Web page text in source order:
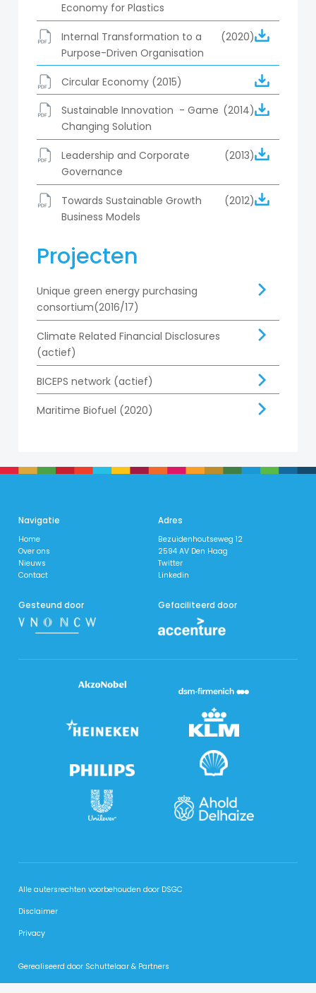
Economy for Plastics
Internal Transformation to a
Purpose-Driven Organisation
(2020)
Circular Economy (2015)
Sustainable Innovation - Game
Changing Solution
(2014)
Leadership and Corporate
Governance
(2013)
Towards Sustainable Growth
Business Models
(2012)
Projecten
Unique green energy purchasing
consortium(2016/17)
Climate Related Financial Disclosures
(actief)
BICEPS network (actief)
Maritime Biofuel (2020)
Navigatie
Home
Over ons
Nieuws
​Contact
Adres
Bezuidenhoutseweg 12
2594 AV Den Haag
Twitter
Linkedin
Gesteund door Gefaciliteerd door
Alle autersrechten voorbehouden door DSGC
Disclaimer
Privacy
Gerealiseerd door Schuttelaar & Partners